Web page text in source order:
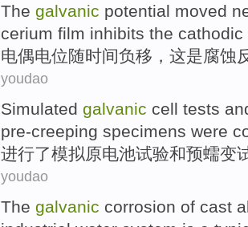
The galvanic potential moved
cerium film inhibits the cathodic
电偶电位随时间负移 ， 这是腐蚀
youdao
Simulated galvanic cell tests
pre-creeping specimens were
进行了模拟原电池试验和预蠕变
youdao
The galvanic corrosion of cast